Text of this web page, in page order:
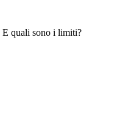
E quali sono i limiti?